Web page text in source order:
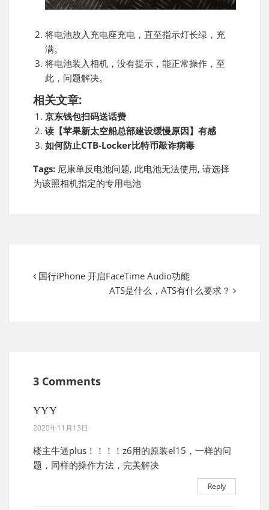
将电池放入充电座充电，直至指示灯长绿，充
满。
将电池装入相机，没有提示，能正常操作，至
此，问题解决。
相关文章:
京东钱包扫码送话费
读【苹果新太空船总部建设缓慢原因】有感
如何防止CTB-Locker比特币敲诈病毒
Tags: 尼康单反电池问题, 此电池无法使用, 请选择
为该照相机指定的专用电池
国行iPhone 开启FaceTime Audio功能
ATS是什么，ATS有什么要求？
3 Comments
YYY
2020年11月13日
楼主牛逼plus！！！！z6用的原装el15，一样的问
题，同样的操作方法，完美解决
Reply